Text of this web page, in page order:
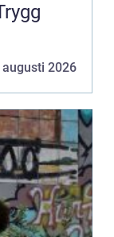
augusti 2026